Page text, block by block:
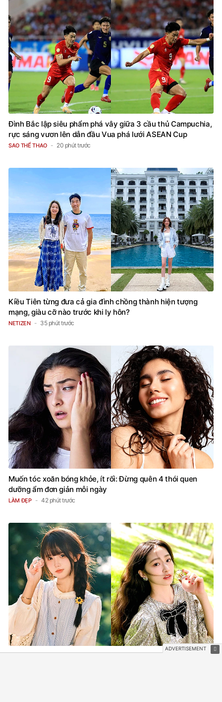
Đình Bắc lập siêu phẩm phá vây giữa 3 cầu thủ Campuchia,
rực sáng vươn lên dẫn đầu Vua phá lưới ASEAN Cup
SAO THỂ THAO 20 phút trước
Kiều Tiên từng đưa cả gia đình chồng thành hiện tượng
mạng, giàu cỡ nào trước khi ly hôn?
NETIZEN 35 phút trước
Muốn tóc xoăn bóng khỏe, ít rối: Đừng quên 4 thói quen
dưỡng ẩm đơn giản mỗi ngày
LÀM ĐẸP 42 phút trước
Tử vi Chủ Nhật 9/8/2026 của 12 con giáp: Dần - Tuất bội